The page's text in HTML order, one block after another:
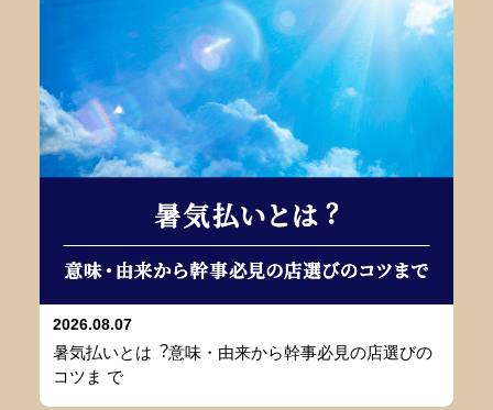
2026.08.07
暑気払いとは︖意味・由来から幹事必⾒の店選びの
コツま で